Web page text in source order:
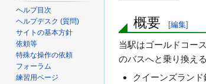
概要 [編集]
当駅はゴールドコー
のバスへと乗り換え
クイーンズラン
ヘルプ目次
ヘルプデスク (質問)
サイトの基本方針
依頼等
特殊な操作の依頼
フォーラム
練習用ページ